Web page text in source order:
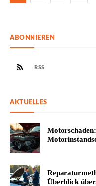
ABONNIEREN
RSS
AKTUELLES
Überblick